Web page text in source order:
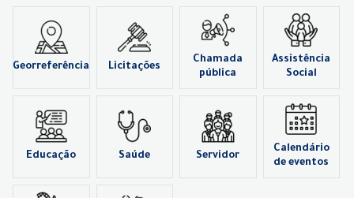
Georreferência Licitações
Chamada
pública
Assistência
Social
Educação Saúde Servidor
Calendário
de eventos